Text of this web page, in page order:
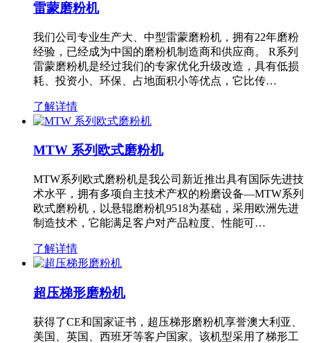
雷蒙磨粉机
我们公司专业生产大、中型雷蒙磨粉机，拥有22年磨粉
经验，已经成为中国的磨粉机制造商和供应商。 R系列
雷蒙磨粉机是经过我们的专家优化升级改造，具有低损
耗、投资小、环保、占地面积小等优点，它比传…
了解详情
MTW 系列欧式磨粉机
MTW系列欧式磨粉机是我公司新近推出具有国际先进技
术水平，拥有多项自主技术产权的粉磨设备—MTW系列
欧式磨粉机，以悬辊磨粉机9518为基础，采用欧洲先进
制造技术，它能满足客户对产品粒度、性能可…
了解详情
超压梯形磨粉机
获得了CE和国家证书，超压梯形磨粉机享誉澳大利亚、
美国、英国、西班牙等客户国家。该机型采用了梯形工